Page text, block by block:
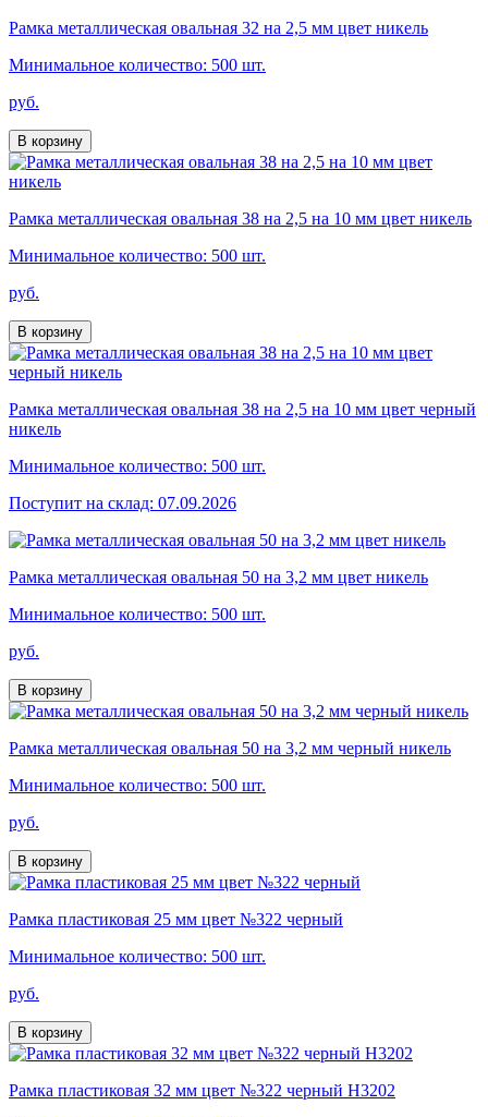
Рамка металлическая овальная 32 на 2,5 мм цвет никель
Минимальное количество: 500 шт.
руб.
В корзину
Рамка металлическая овальная 38 на 2,5 на 10 мм цвет никель
Минимальное количество: 500 шт.
руб.
В корзину
Рамка металлическая овальная 38 на 2,5 на 10 мм цвет черный
никель
Минимальное количество: 500 шт.
Поступит на склад: 07.09.2026
Рамка металлическая овальная 50 на 3,2 мм цвет никель
Минимальное количество: 500 шт.
руб.
В корзину
Рамка металлическая овальная 50 на 3,2 мм черный никель
Минимальное количество: 500 шт.
руб.
В корзину
Рамка пластиковая 25 мм цвет №322 черный
Минимальное количество: 500 шт.
руб.
В корзину
Рамка пластиковая 32 мм цвет №322 черный H3202